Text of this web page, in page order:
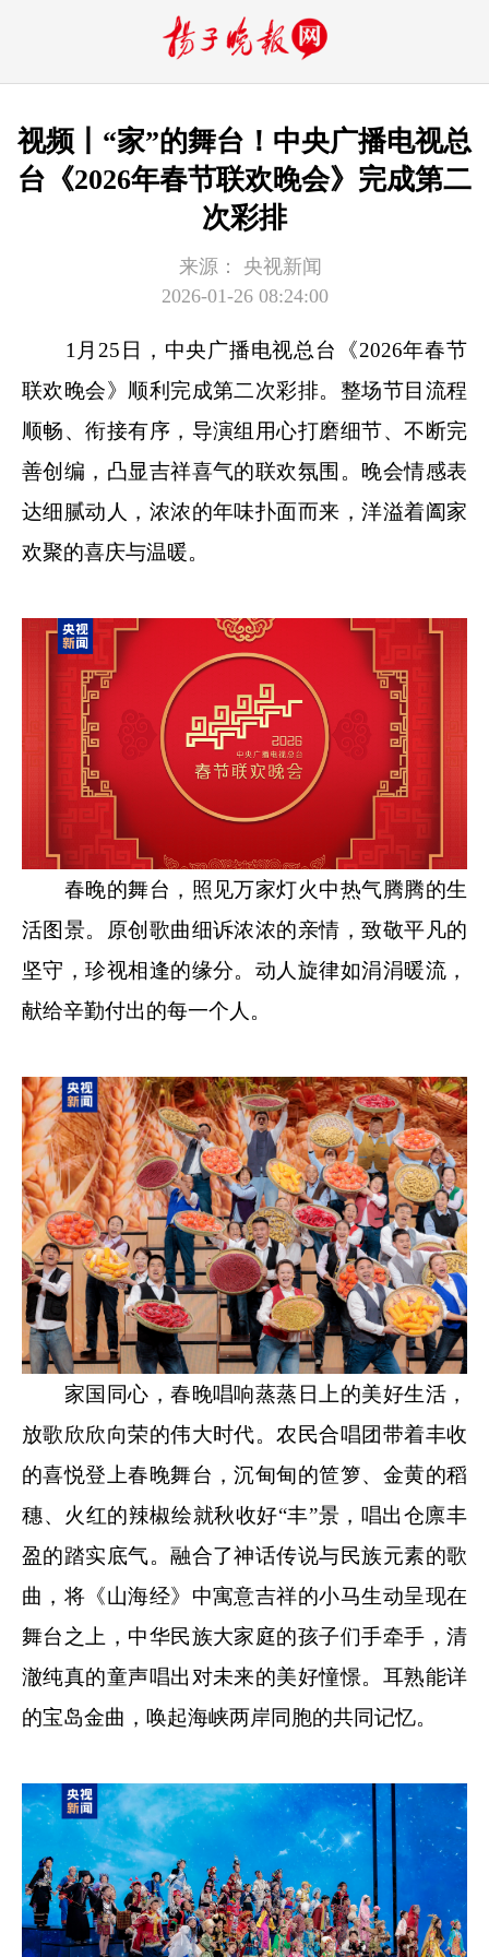
视频丨“家”的舞台！中央广播电视总
台《2026年春节联欢晚会》完成第二
次彩排
来源：
央视新闻
2026-01-26 08:24:00
1月25日，中央广播电视总台《2026年春节
联欢晚会》顺利完成第二次彩排。整场节目流程
顺畅、衔接有序，导演组用心打磨细节、不断完
善创编，凸显吉祥喜气的联欢氛围。晚会情感表
达细腻动人，浓浓的年味扑面而来，洋溢着阖家
欢聚的喜庆与温暖。
春晚的舞台，照见万家灯火中热气腾腾的生
活图景。原创歌曲细诉浓浓的亲情，致敬平凡的
坚守，珍视相逢的缘分。动人旋律如涓涓暖流，
献给辛勤付出的每一个人。
家国同心，春晚唱响蒸蒸日上的美好生活，
放歌欣欣向荣的伟大时代。农民合唱团带着丰收
的喜悦登上春晚舞台，沉甸甸的笸箩、金黄的稻
穗、火红的辣椒绘就秋收好“丰”景，唱出仓廪丰
盈的踏实底气。融合了神话传说与民族元素的歌
曲，将《山海经》中寓意吉祥的小马生动呈现在
舞台之上，中华民族大家庭的孩子们手牵手，清
澈纯真的童声唱出对未来的美好憧憬。耳熟能详
的宝岛金曲，唤起海峡两岸同胞的共同记忆。